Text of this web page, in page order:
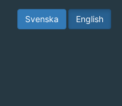
English
Svenska